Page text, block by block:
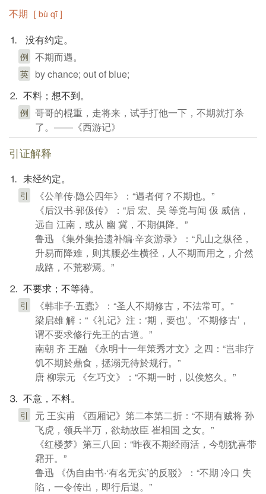
不期 [ bù qī ]
⒈ 没有约定。
例 不期而遇。
英 by chance; out of blue;
⒉ 不料；想不到。
例 哥哥的棍重，走将来，试手打他一下，不期就打杀
了。——《西游记》
引证解释
⒈ 未经约定。
引
《公羊传·隐公四年》：“遇者何？不期也。”
《后汉书·郭伋传》：“后 宏、吴 等党与闻 伋 威信，
远自 江南，或从 幽 冀，不期俱降。”
鲁迅 《集外集拾遗补编·辛亥游录》：“凡山之纵径，
升易而降难，则其腰必生横径，人不期而用之，介然
成路，不荒秽焉。”
⒉ 不要求；不等待。
引
《韩非子·五蠹》：“圣人不期修古，不法常可。”
梁启雄 解：“《礼记》注：‘期，要也’。‘不期修古’，
谓不要求修行先王的古道。”
南朝 齐 王融 《永明十一年策秀才文》之四：“岂非疗
饥不期於鼎食，拯溺无待於规行。”
唐 柳宗元 《乞巧文》：“不期一时，以俟悠久。”
⒊ 不意，不料。
引
元 王实甫 《西厢记》第二本第二折：“不期有贼将 孙
飞虎，领兵半万，欲劫故臣 崔相国 之女。”
《红楼梦》第三八回：“昨夜不期经雨活，今朝犹喜带
霜开。”
鲁迅 《伪自由书·‘有名无实’的反驳》：“不期 冷口 失
陷，一令传出，即行后退。”